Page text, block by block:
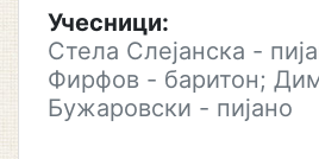
Учесници:
Стела Слејанска -
Фирфов - баритон;
Бужаровски - пијано